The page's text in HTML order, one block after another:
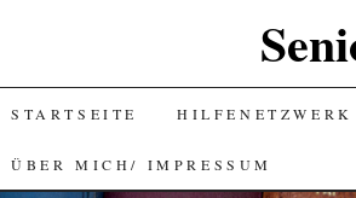
SKIP
TO
STARTSEITE HILFENETZWERK
ÜBER MICH/ IMPRESSUM